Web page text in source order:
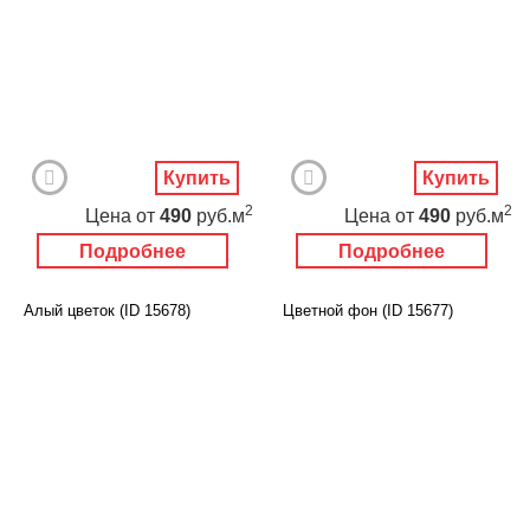
Подробнее
Цена от 490 руб.м2
Купить
Подробнее
Цена от 490 руб.м2
Купить
Алый цветок (ID 15678) Цветной фон (ID 15677)